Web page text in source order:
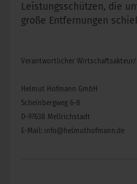
Leistungsschützen, die
große Entfernungen
Verantwortlicher
Helmut Hofmann GmbH
Scheinbergweg 6-8
D-97638 Mellrichstadt
E-Mail: info@helmuthofmann.de